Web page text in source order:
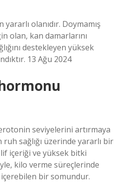
yararlı olanıdır. Doymamış
olan, kan damarlarını
destekleyen yüksek
13 Ağu 2024
seviyelerini artırmaya
ruh sağlığı üzerinde yararlı bir
içeriği ve yüksek bitki
kilo verme süreçlerinde
bir somundur.